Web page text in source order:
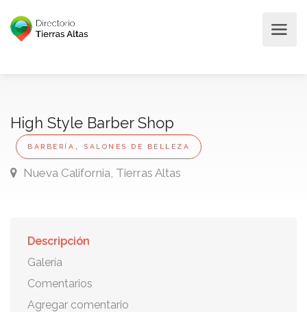
High Style Barber Shop
BARBERÍA , SALONES DE BELLEZA
Nueva California, Tierras Altas
Descripción
Galería
Comentarios
Agregar comentario